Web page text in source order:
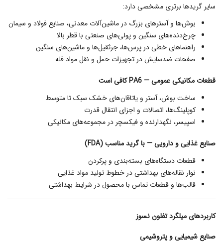
سایر گریدها برتری مشخصی دارد:
بوش‌ها و آسترهای بزرگ در ماشین‌آلات معدنی، صنایع فولاد و سیمان
چرخ‌دنده‌های سنگین و پولی‌های صنعتی با قطر بالا
راهنماهای خطی در پرس‌ها، جرثقیل‌ها و ماشین‌های سنگین
صفحات ضدسایش در تجهیزات حمل و نقل مواد فله
قطعات مکانیکی عمومی — PA6 کافی است
ساخت بوش، آستر و یاتاقان‌های خشک سبک تا متوسط
کوپلینگ‌ها، اتصالات و اجزای انتقال قدرت
اسپیسر، نگهدارنده و فیکسچر در مجموعه‌های مکانیکی
صنایع غذایی و دارویی — با گرید مناسب (FDA)
قطعات دستگاه‌های بسته‌بندی و پرکردن
نوار نقاله‌های بهداشتی در خطوط تولید مواد غذایی
قالب‌ها و قطعات تماس با محصول در شرایط بهداشتی
کاربردهای میلگرد تفلون نسوز
صنایع شیمیایی و پتروشیمی